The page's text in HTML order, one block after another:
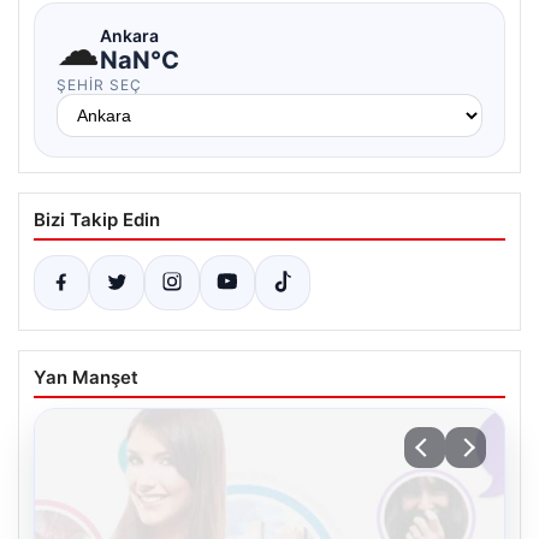
☁Ankara
NaN°C
ŞEHIR SEÇ
Bizi Takip Edin
Yan Manşet